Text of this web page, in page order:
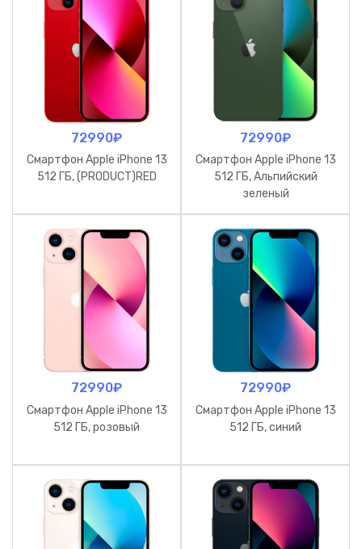
72990₽
Смартфон Apple iPhone 13
512 ГБ, (PRODUCT)RED
72990₽
Смартфон Apple iPhone 13
512 ГБ, Альпийский
зеленый
72990₽
Смартфон Apple iPhone 13
512 ГБ, розовый
72990₽
Смартфон Apple iPhone 13
512 ГБ, синий